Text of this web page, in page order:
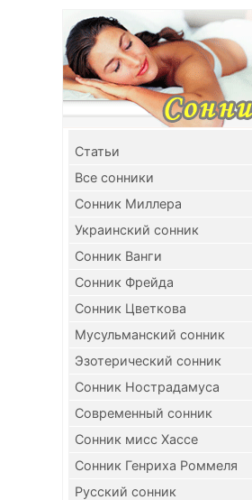
Cтатьи
Все сонники
Сонник Миллера
Украинский сонник
Сонник Ванги
Сонник Фрейда
Сонник Цветкова
Мусульманский сонник
Эзотерический сонник
Сонник Нострадамуса
Современный сонник
Сонник мисс Хассе
Сонник Генриха Роммеля
Русский сонник